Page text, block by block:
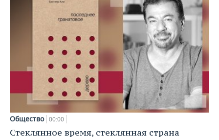
Общество 00:00
Стеклянное время, стеклянная страна